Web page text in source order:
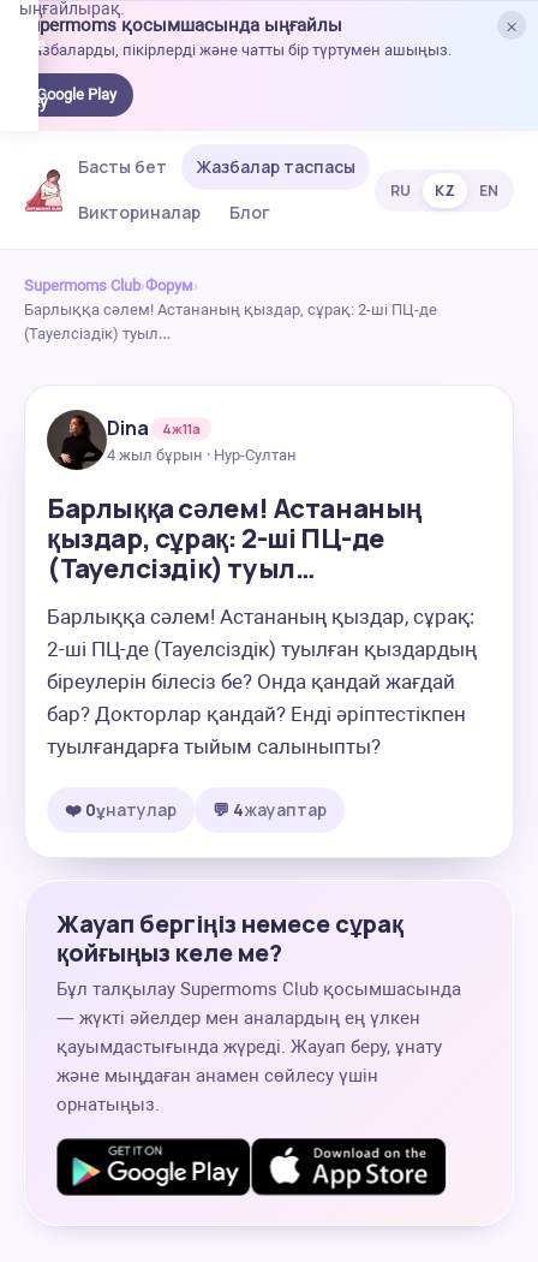
×
Supermoms қосымшасында ыңғайлы
Жазбаларды, пікірлерді және чатты бір түртумен ашыңыз.
Google Play
ыңғайлырақ.
Басты бет
Жазбалар таспасы
Викториналар
Блог
RU KZ EN
Supermoms Club›Форум›
Барлыққа сәлем! Астананың қыздар, сұрақ: 2-ші ПЦ-де
(Тауелсіздік) туыл…
Dina
4ж11а
4 жыл бұрын · Нур-Султан
Барлыққа сәлем! Астананың
қыздар, сұрақ: 2-ші ПЦ-де
(Тауелсіздік) туыл…
Барлыққа сәлем! Астананың қыздар, сұрақ:
2-ші ПЦ-де (Тауелсіздік) туылған қыздардың
біреулерін білесіз бе? Онда қандай жағдай
бар? Докторлар қандай? Енді әріптестікпен
туылғандарға тыйым салыныпты?
❤️ 0ұнатулар 💬 4жауаптар
Жауап бергіңіз немесе сұрақ
қойғыңыз келе ме?
Бұл талқылау Supermoms Club қосымшасында
— жүкті әйелдер мен аналардың ең үлкен
қауымдастығында жүреді. Жауап беру, ұнату
және мыңдаған анамен сөйлесу үшін
орнатыңыз.